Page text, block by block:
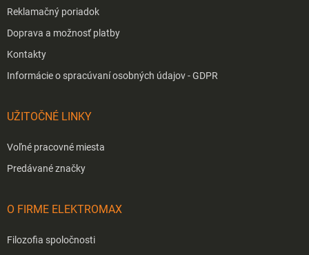
Reklamačný poriadok
Doprava a možnosť platby
Kontakty
Informácie o spracúvaní osobných údajov - GDPR
UŽITOČNÉ LINKY
Voľné pracovné miesta
Predávané značky
O FIRME ELEKTROMAX
Filozofia spoločnosti